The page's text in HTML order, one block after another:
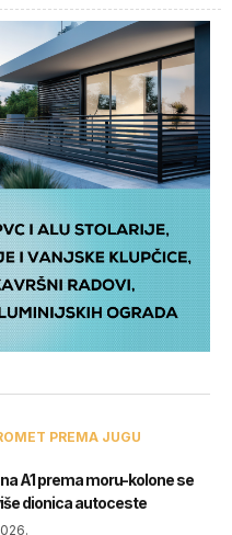
PREMA JUGU
A1 prema moru-kolone se
dionica autoceste